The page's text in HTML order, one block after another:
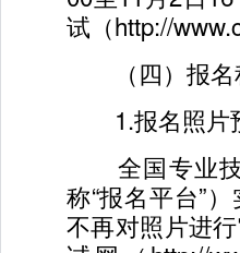
试（http://
（四）报名
1.报名照片
全国专业技
称“报名平台”
不再对照片进